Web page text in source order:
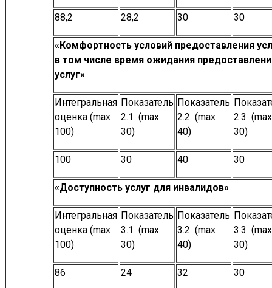
88,2 28,2 30 30
«Комфортность условий предоставления
в том числе время ожидания
услуг»
Интегральная
оценка (max
100)
Показатель
2.1 (max
30)
Показатель
2.2 (max
40)
2.3 (max
30)
100 30 40 30
«Доступность услуг для инвалидов»
Интегральная
оценка (max
100)
Показатель
3.1 (max
30)
Показатель
3.2 (max
40)
3.3 (max
30)
86 24 32 30